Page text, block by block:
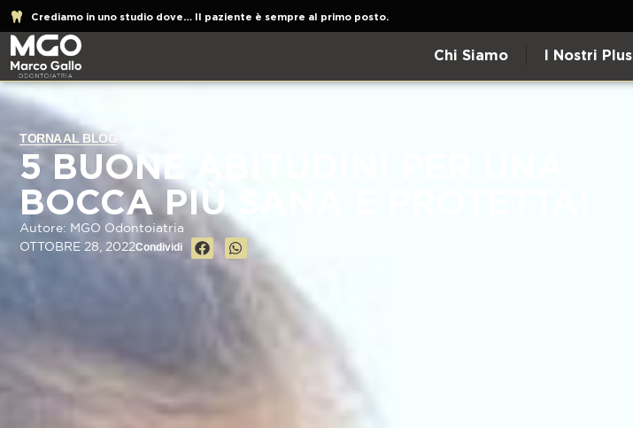
Crediamo in uno studio dove… Il paziente è sempre al primo posto.
Chi Siamo I Nostri Plus
TORNA AL BLOG
5 BUONE ABITUDINI PER UNA
BOCCA PIÙ SANA E PROTETTA!
Autore: MGO Odontoiatria
OTTOBRE 28, 2022Condividi